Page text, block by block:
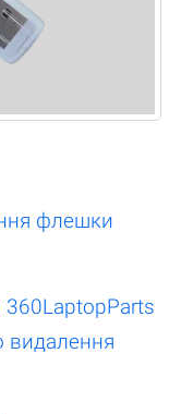
флешки
360LaptopParts
видалення